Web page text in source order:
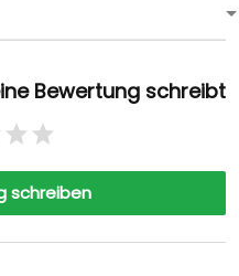
Bewertung schreibt
schreiben